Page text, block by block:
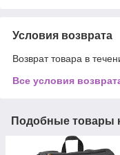
Условия возврата
Возврат товара в
Все условия
Подобные товары